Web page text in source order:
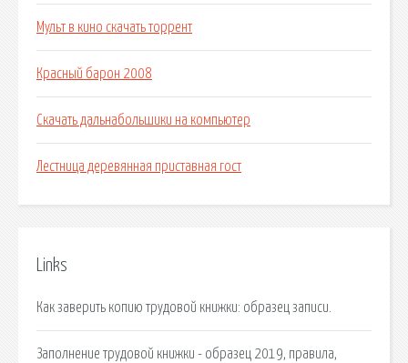
Мульт в кино скачать торрент
Красный барон 2008
Скачать дальнабольшики на компьютер
Лестница деревянная приставная гост
Links
Как заверить копию трудовой книжки: образец записи.
Заполнение трудовой книжки - образец 2019, правила,